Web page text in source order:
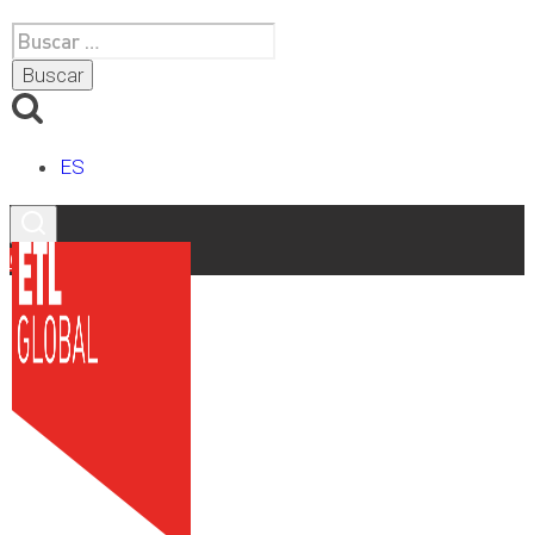
Buscar:
ES
Contacto